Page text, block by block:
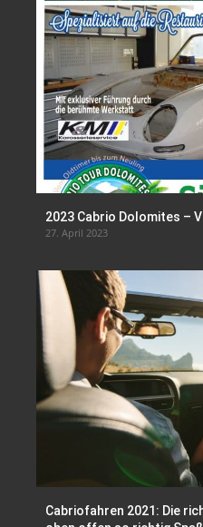
2023 Cabrio Dolomites –
27. April 2023
Cabriofahren 2021: Die